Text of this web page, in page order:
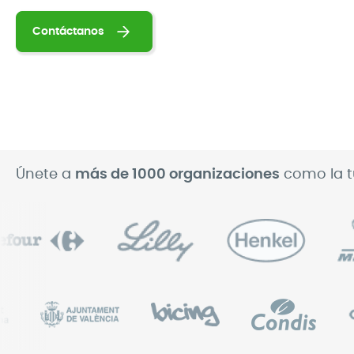
Contáctanos
Únete a más de 1000 organizaciones como la